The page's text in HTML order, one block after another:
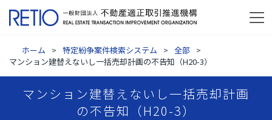
ホーム 特定紛争案件検索システム
全部
マンション建替えないし一括売却計画の不告知（H20-3）
マンション建替えないし一括売却計画
の不告知（H20-3）